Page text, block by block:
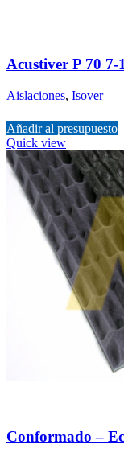
Acustiver P 70 7-
Aislaciones, Isover
Añadir al presupuesto
Quick view
Conformado –